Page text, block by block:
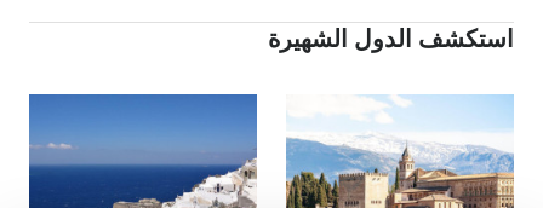
غسيل وترشيح الدم
مرضى مصابين بفيروس نقص المناعة البشرية
السعر
استكشف الدول الشهيرة